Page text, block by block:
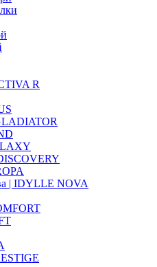
R
| IDYLLE NOVA